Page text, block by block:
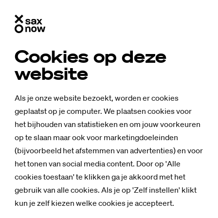
Cookies op deze
website
Als je onze website bezoekt, worden er cookies
geplaatst op je computer. We plaatsen cookies voor
het bijhouden van statistieken en om jouw voorkeuren
op te slaan maar ook voor marketingdoeleinden
(bijvoorbeeld het afstemmen van advertenties) en voor
het tonen van social media content. Door op 'Alle
cookies toestaan' te klikken ga je akkoord met het
gebruik van alle cookies. Als je op 'Zelf instellen' klikt
kun je zelf kiezen welke cookies je accepteert.
Nieuws